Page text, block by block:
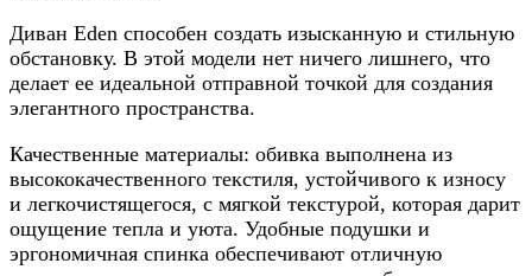
Диван Eden способен создать изысканную и стильную
обстановку. В этой модели нет ничего лишнего, что
делает ее идеальной отправной точкой для создания
элегантного пространства.
Качественные материалы: обивка выполнена из
высококачественного текстиля, устойчивого к износу
и легкочистящегося, с мягкой текстурой, которая дарит
ощущение тепла и уюта. Удобные подушки и
эргономичная спинка обеспечивают отличную